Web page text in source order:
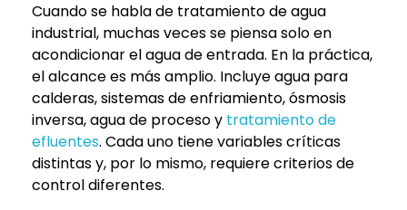
Cuando se habla de tratamiento de agua
industrial, muchas veces se piensa solo en
acondicionar el agua de entrada. En la práctica,
el alcance es más amplio. Incluye agua para
calderas, sistemas de enfriamiento, ósmosis
inversa, agua de proceso y tratamiento de
efluentes. Cada uno tiene variables críticas
distintas y, por lo mismo, requiere criterios de
control diferentes.